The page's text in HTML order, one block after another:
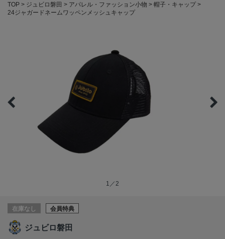
TOP ジュビロ磐田 アパレル・ファッション小物
帽子・キャップ
24ジャガードネームワッペンメッシュキャップ
1／2
在庫なし 会員特典
ジュビロ磐田